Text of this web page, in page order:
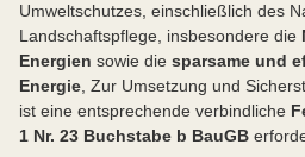
Umweltschutzes, einschließlich des
Landschaftspflege, insbesondere die
Energien sowie die sparsame und
Energie , Zur Umsetzung und
ist eine entsprechende verbindliche
1 Nr. 23 Buchstabe b BauGB